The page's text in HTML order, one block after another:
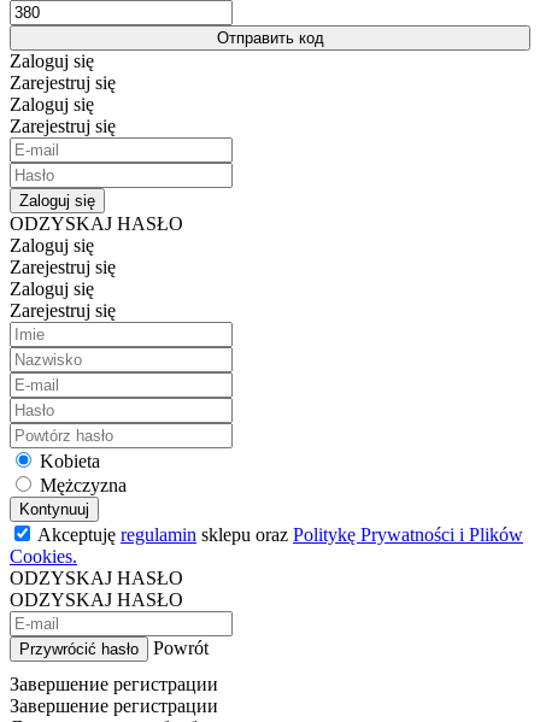
Отправить код
Zaloguj się
Zarejestruj się
Zaloguj się
Zarejestruj się
Zaloguj się
ODZYSKAJ HASŁO
Zaloguj się
Zarejestruj się
Zaloguj się
Zarejestruj się
Kobieta
Mężczyzna
Kontynuuj
Akceptuję regulamin sklepu oraz Politykę Prywatności i Plików
Cookies.
ODZYSKAJ HASŁO
ODZYSKAJ HASŁO
Przywrócić hasło
Powrót
Завершение регистрации
Завершение регистрации